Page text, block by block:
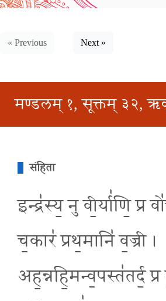
« Previous Next »
मण्डलम् १, सूक्तम् ३२,
संहिता
इन्द्र॑स्य॒ नु वी॒र्या॑णि॒ प्र
च॒कार॑ प्रथ॒मानि॑ व॒ज्री ।
अह॒न्नहि॒मन्व॒पस्त॑तर्द॒ प्र